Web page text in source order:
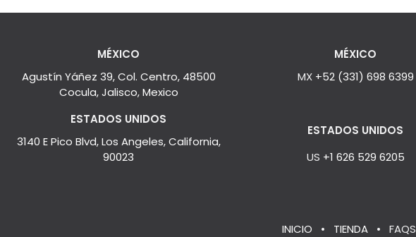
MÉXICO
Agustín Yáñez 39, Col. Centro, 48500
Cocula, Jalisco, Mexico
ESTADOS UNIDOS
3140 E Pico Blvd, Los Angeles, California,
90023
MÉXICO
MX +52 (331) 698 6399
ESTADOS UNIDOS
US +1 626 529 6205
INICIO • TIENDA • FAQS